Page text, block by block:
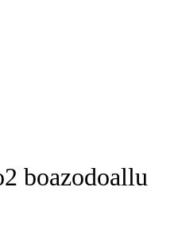
boazodoallu